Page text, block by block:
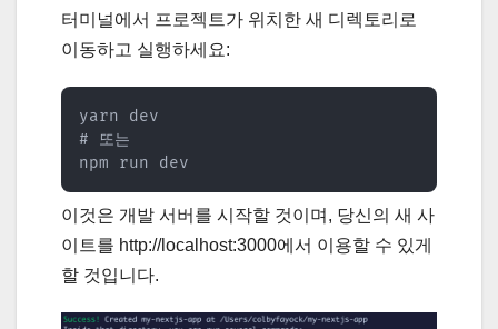
터미널에서 프로젝트가 위치한 새 디렉토리로
이동하고 실행하세요:
yarn dev
# 또는
npm run dev
이것은 개발 서버를 시작할 것이며, 당신의 새 사
이트를 http://localhost:3000에서 이용할 수 있게
할 것입니다.